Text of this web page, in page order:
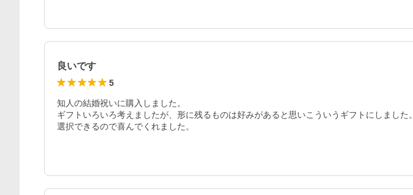
良いです
5
知人の結婚祝いに購入しました。
ギフトいろいろ考えましたが、形に残るものは好みがあると思いこういうギフトにしました。
選択できるので喜んでくれました。